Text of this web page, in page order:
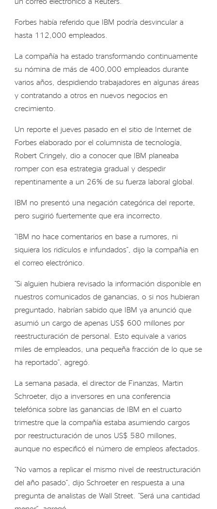
Forbes había referido que IBM podría desvincular a
hasta 112,000 empleados.
La compañía ha estado transformando continuamente
su nómina de más de 400,000 empleados durante
varios años, despidiendo trabajadores en algunas áreas
y contratando a otros en nuevos negocios en
crecimiento.
Un reporte el jueves pasado en el sitio de Internet de
Forbes elaborado por el columnista de tecnología,
Robert Cringely, dio a conocer que IBM planeaba
romper con esa estrategia gradual y despedir
repentinamente a un 26% de su fuerza laboral global.
IBM no presentó una negación categórica del reporte,
pero sugirió fuertemente que era incorrecto.
“IBM no hace comentarios en base a rumores, ni
siquiera los ridículos e infundados”, dijo la compañía en
el correo electrónico.
“Si alguien hubiera revisado la información disponible en
nuestros comunicados de ganancias, o si nos hubieran
preguntado, habrían sabido que IBM ya anunció que
asumió un cargo de apenas US$ 600 millones por
reestructuración de personal. Esto equivale a varios
miles de empleados, una pequeña fracción de lo que se
ha reportado”, agregó.
La semana pasada, el director de Finanzas, Martin
Schroeter, dijo a inversores en una conferencia
telefónica sobre las ganancias de IBM en el cuarto
trimestre que la compañía estaba asumiendo cargos
por reestructuración de unos US$ 580 millones,
aunque no especificó el número de empleos afectados.
“No vamos a replicar el mismo nivel de reestructuración
del año pasado”, dijo Schroeter en respuesta a una
pregunta de analistas de Wall Street. “Será una cantidad